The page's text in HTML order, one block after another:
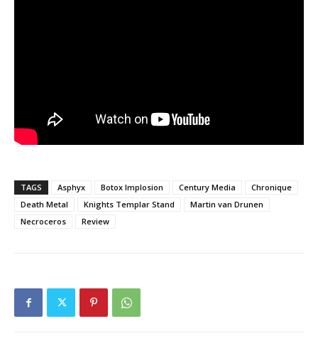
TAGS Asphyx Botox Implosion Century Media
Chronique
Death Metal
Knights Templar Stand
Martin van Drunen
Necroceros
Review